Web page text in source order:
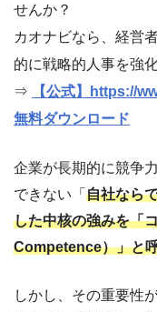
せんか？
カオナビなら、経営
的に戦略的人事を強
⇒
【公式】https://
無料ダウンロード
企業が長期的に競争
できない「 自社なら
した中核の強みを「
Competence）」と
しかし、その重要性